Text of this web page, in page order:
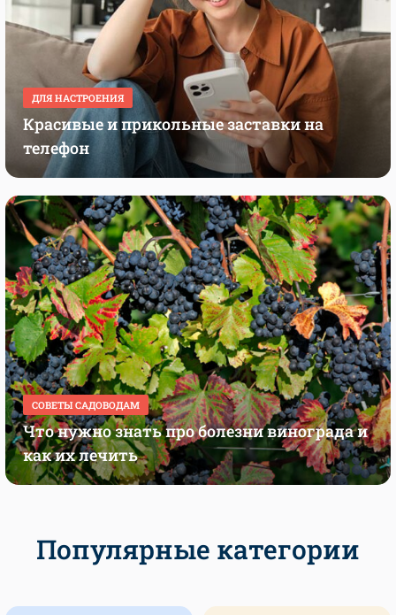
ДЛЯ НАСТРОЕНИЯ
Красивые и прикольные заставки на
телефон
СОВЕТЫ САДОВОДАМ
Что нужно знать про болезни винограда и
как их лечить
Популярные категории